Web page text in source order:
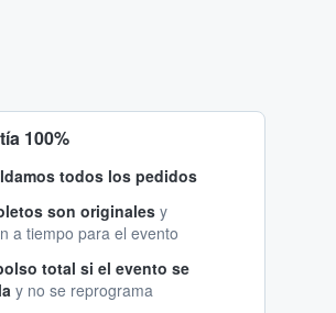
100%
todos los pedidos
son originalesy
a tiempo para el evento
total si el evento se
y no se reprograma